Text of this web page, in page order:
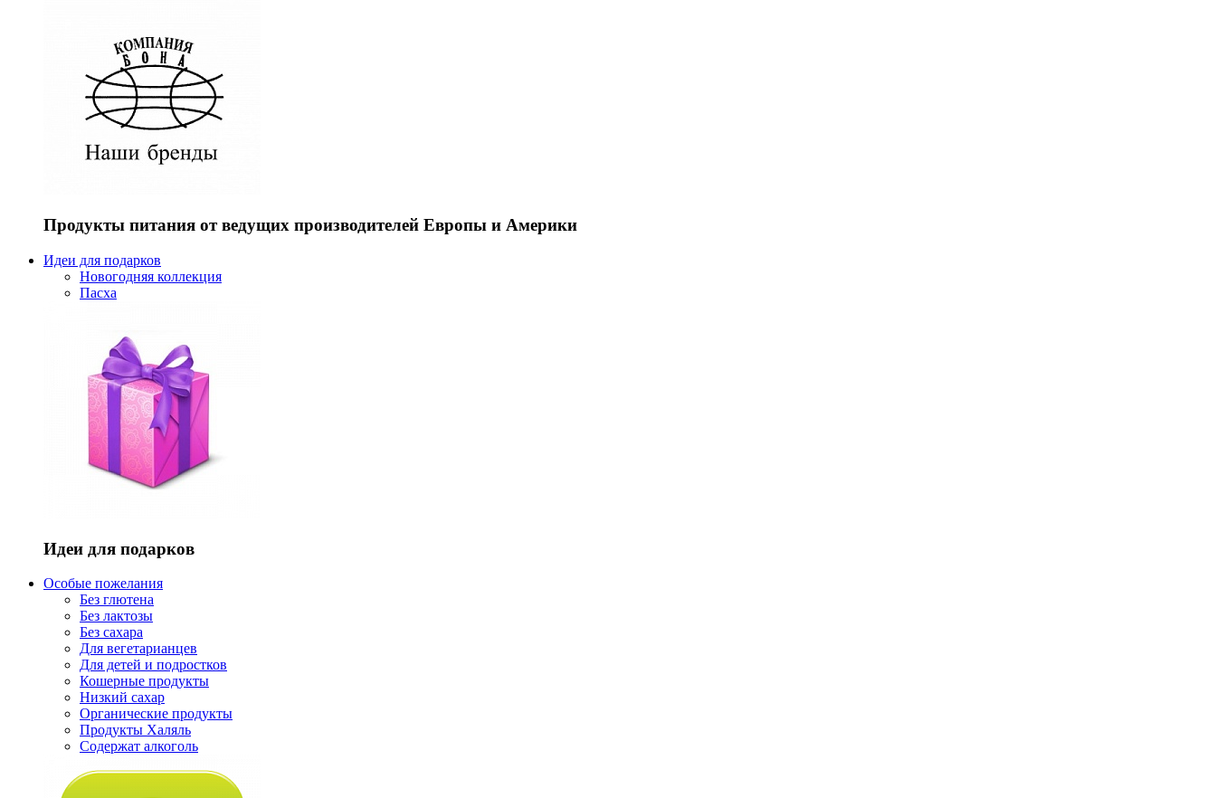
Продукты питания от ведущих производителей Европы и Америки
Идеи для подарков
Новогодняя коллекция
Пасха
Идеи для подарков
Особые пожелания
Без глютена
Без лактозы
Без сахара
Для вегетарианцев
Для детей и подростков
Кошерные продукты
Низкий сахар
Органические продукты
Продукты Халяль
Содержат алкоголь